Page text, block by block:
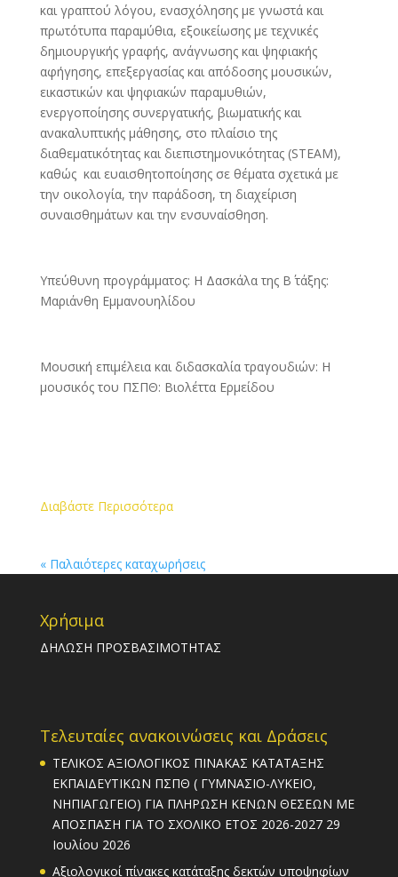
και γραπτού λόγου, ενασχόλησης με γνωστά και
πρωτότυπα παραμύθια, εξοικείωσης με τεχνικές
δημιουργικής γραφής, ανάγνωσης και ψηφιακής
αφήγησης, επεξεργασίας και απόδοσης μουσικών,
εικαστικών και ψηφιακών παραμυθιών,
ενεργοποίησης συνεργατικής, βιωματικής και
ανακαλυπτικής μάθησης, στο πλαίσιο της
διαθεματικότητας και διεπιστημονικότητας (STEAM),
καθώς και ευαισθητοποίησης σε θέματα σχετικά με
την οικολογία, την παράδοση, τη διαχείριση
συναισθημάτων και την ενσυναίσθηση.
Υπεύθυνη προγράμματος: Η Δασκάλα της Β΄ τάξης:
Μαριάνθη Εμμανουηλίδου
Μουσική επιμέλεια και διδασκαλία τραγουδιών: Η
μουσικός του ΠΣΠΘ: Βιολέττα Ερμείδου
Διαβάστε Περισσότερα
« Παλαιότερες καταχωρήσεις
Χρήσιμα
ΔΗΛΩΣΗ ΠΡΟΣΒΑΣΙΜΟΤΗΤΑΣ
Τελευταίες ανακοινώσεις και Δράσεις
ΤΕΛΙΚΟΣ ΑΞΙΟΛΟΓΙΚΟΣ ΠΙΝΑΚΑΣ ΚΑΤΑΤΑΞΗΣ
ΕΚΠΑΙΔΕΥΤΙΚΩΝ ΠΣΠΘ ( ΓΥΜΝΑΣΙΟ-ΛΥΚΕΙΟ,
ΝΗΠΙΑΓΩΓΕΙΟ) ΓΙΑ ΠΛΗΡΩΣΗ ΚΕΝΩΝ ΘΕΣΕΩΝ ΜΕ
ΑΠΟΣΠΑΣΗ ΓΙΑ ΤΟ ΣΧΟΛΙΚΟ ΕΤΟΣ 2026-2027 29
Ιουλίου 2026
Αξιολογικοί πίνακες κατάταξης δεκτών υποψηφίων